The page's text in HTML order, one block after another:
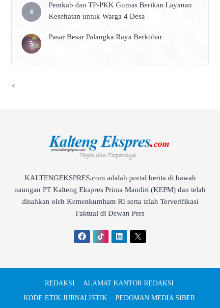
Pemkab dan TP-PKK Gumas Berikan Layanan
Kesehatan untuk Warga 4 Desa
Pasar Besar Palangka Raya Berkobar
<
KALTENGEKSPRES.com adalah portal berita di bawah
naungan PT Kalteng Ekspres Prima Mandiri (KEPM) dan telah
disahkan oleh Kemenkumham RI serta telah Terverifikasi
Faktual di Dewan Pers
REDAKSI
ALAMAT KANTOR REDAKSI
KODE ETIK JURNALISTIK
PEDOMAN MEDIA SIBER